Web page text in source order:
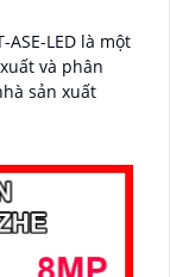
ASE-LED là một
và phân
sản xuất